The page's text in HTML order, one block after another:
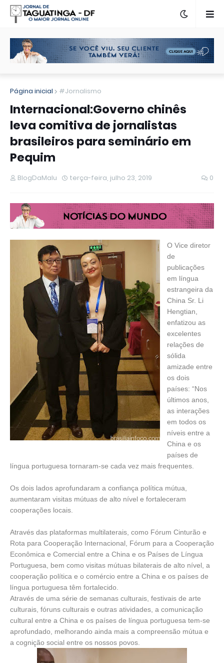
Página inicial #Jornalismo
Internacional:Governo chinês
leva comitiva de jornalistas
brasileiros para seminário em
Pequim
BlogDaMalu terça-feira, julho 23, 2019 0
O Vice diretor
de
publicações
em língua
estrangeira da
China Sr. Li
Hengtian,
enfatizou as
excelentes
relações de
sólida
amizade entre
os dois
países: “Nos
últimos anos,
as interações
em todos os
níveis entre a
China e os
países de
língua portuguesa tornaram-se cada vez mais frequentes.
Os dois lados aprofundaram a confiança política mútua,
aumentaram visitas mútuas de alto nível e fortaleceram
cooperações locais.
Através das plataformas multilaterais, como Fórum Cinturão e
Rota para Cooperação Internacional, Fórum para a Cooperação
Econômica e Comercial entre a China e os Países de Língua
Portuguesa, bem como visitas mútuas bilaterais de alto nível, a
cooperação política e o comércio entre a China e os países de
língua portuguesa têm fortalecido.
Através de uma série de semanas culturais, festivais de arte
culturais, fóruns culturais e outras atividades, a comunicação
cultural entre a China e os países de língua portuguesa tem-se
aprofundado, melhorando ainda mais a compreensão mútua e
a cognição social entre os nossos povos.